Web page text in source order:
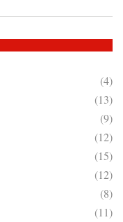
(4)
(13)
(9)
(12)
(15)
(12)
(8)
(11)